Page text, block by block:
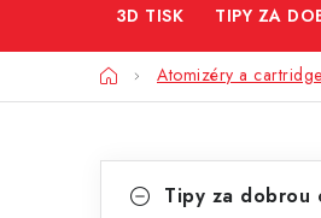
3D TISK TIPY ZA
DomůAtomizéry a cartridge
kategorieTipy za dobrou